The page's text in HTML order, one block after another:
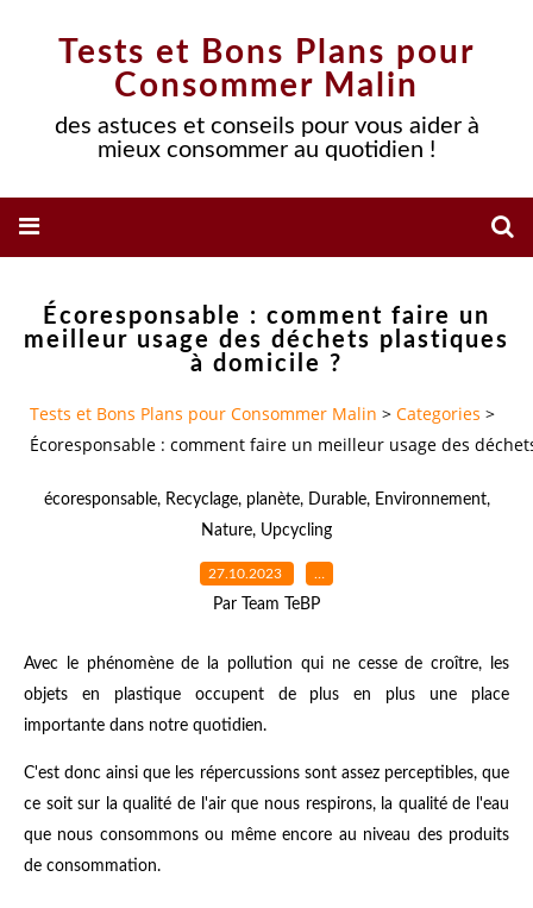
Tests et Bons Plans pour
Consommer Malin
des astuces et conseils pour vous aider à
mieux consommer au quotidien !
Écoresponsable : comment faire un
meilleur usage des déchets plastiques
à domicile ?
Tests et Bons Plans pour Consommer Malin > Categories >
Écoresponsable : comment faire un meilleur usage des
écoresponsable, Recyclage, planète, Durable, Environnement,
Nature, Upcycling
27.10.2023 …
Par Team TeBP
Avec le phénomène de la pollution qui ne cesse de croître, les
objets en plastique occupent de plus en plus une place
importante dans notre quotidien.
C'est donc ainsi que les répercussions sont assez perceptibles, que
ce soit sur la qualité de l'air que nous respirons, la qualité de l'eau
que nous consommons ou même encore au niveau des produits
de consommation.